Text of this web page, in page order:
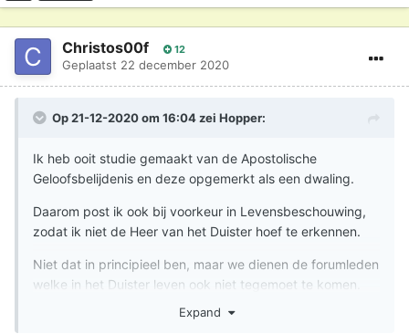
Christos00f 12
Geplaatst 22 december 2020
Op 21-12-2020 om 16:04 zei Hopper:
Ik heb ooit studie gemaakt van de Apostolische
Geloofsbelijdenis en deze opgemerkt als een dwaling.
Daarom post ik ook bij voorkeur in Levensbeschouwing,
zodat ik niet de Heer van het Duister hoef te erkennen.
Niet dat in principieel ben, maar we dienen de forumleden
welke in het Duister leven ook niet tegemoet te komen.
Zij mogen op eigen kracht zich ontworstelen aan het
Expand